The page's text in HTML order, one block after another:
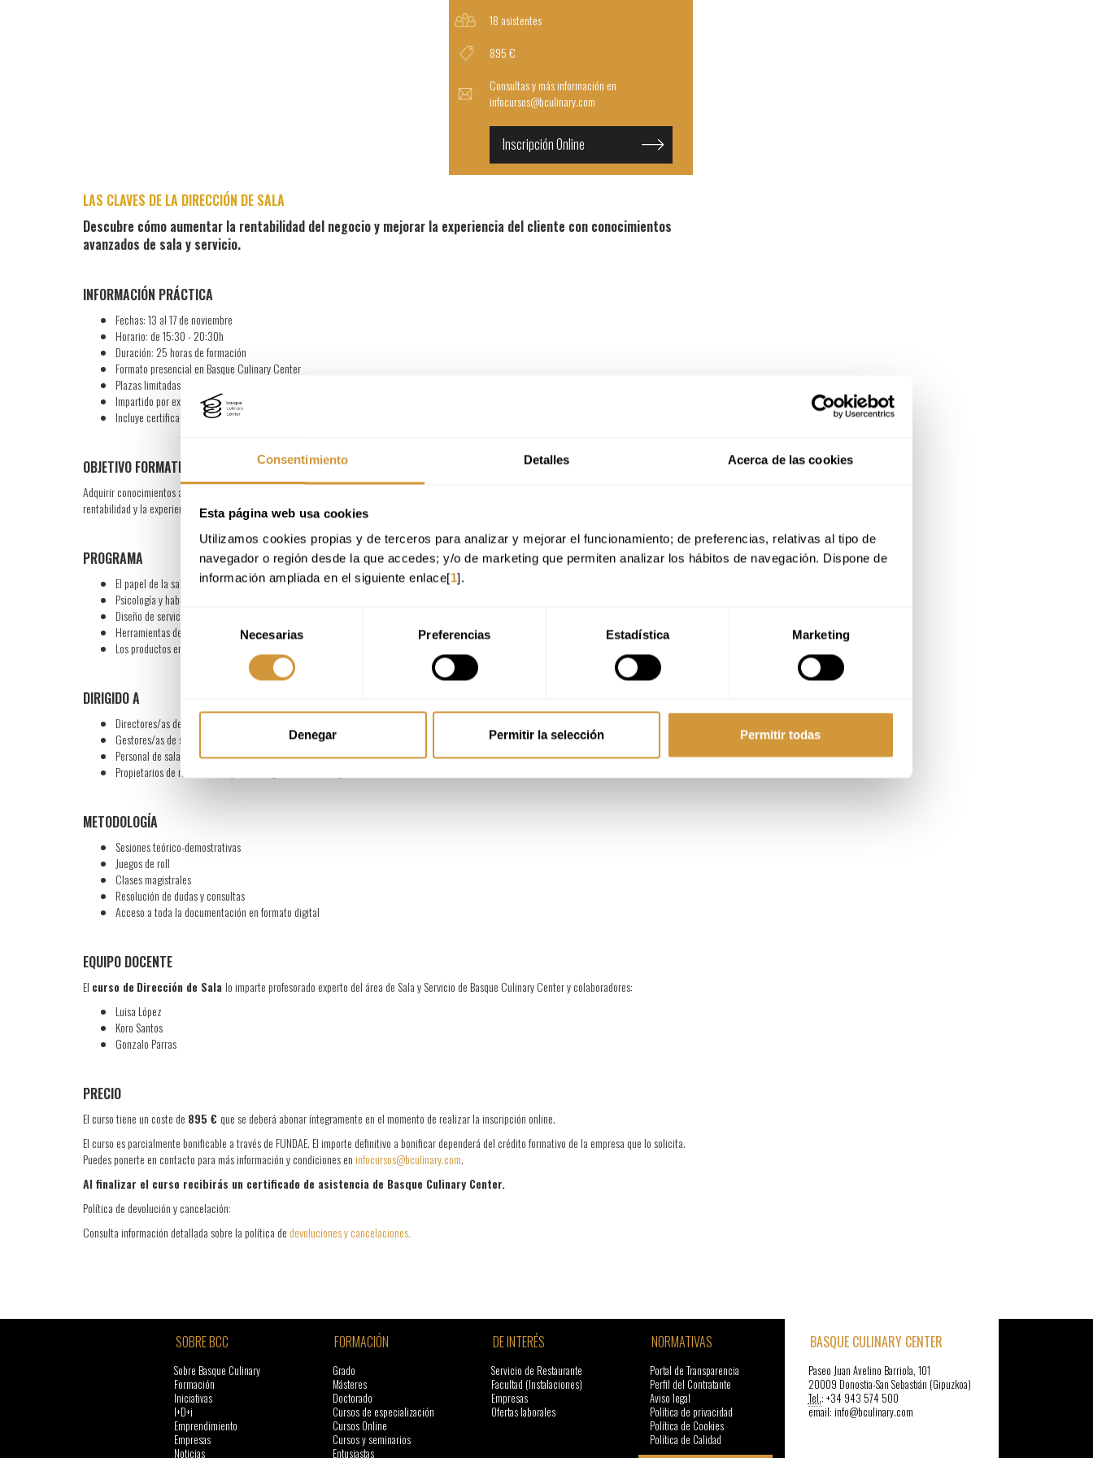
Consentimiento Detalles Acerca de las cookies
Esta página web usa cookies
Utilizamos cookies propias y de terceros para analizar y mejorar el funcionamiento; de preferencias, relativas al tipo de
navegador o región desde la que accedes; y/o de marketing que permiten analizar los hábitos de navegación. Dispone de
información ampliada en el siguiente enlace[1].
de
consentimiento
Necesarias Preferencias Estadística Marketing
Denegar Permitir la selección Permitir todas
18 asistentes
895 €
Consultas y más información en
infocursos@bculinary.com
Inscripción Online
LAS CLAVES DE LA DIRECCIÓN DE SALA
Descubre cómo aumentar la rentabilidad del negocio y mejorar la experiencia del cliente con conocimientos
avanzados de sala y servicio.
INFORMACIÓN PRÁCTICA
Fechas: 13 al 17 de noviembre
Horario: de 15:30 - 20:30h
Duración: 25 horas de formación
Formato presencial en Basque Culinary Center
Plazas limitadas
Impartido por expertos/as de la sala y servicio
Incluye certificado de asistencia
OBJETIVO FORMATIVO
Adquirir conocimientos avanzados sobre el funcionamiento de la sala en diferentes tipos de servicio y desarrollar habilidades para aumentar la
rentabilidad y la experiencia del cliente.
PROGRAMA
El papel de la sala en el restaurante contemporáneo.
Psicología y habilidades de comunicación aplicada a la sala.
Diseño de servicios, experiencias y sensorialidad en la sala.
Herramientas de gestión: mejorando la gestión integral de la sala.
Los productos en el restaurante: inmersión en la cultura del vino, cerveza, cafés y coctelería, entre otros productos.
DIRIGIDO A
Directores/as de sala
Gestores/as de sala y servicio
Personal de sala
Propietarios de restaurantes y hoteles; gestores de sala y servicio.
METODOLOGÍA
Sesiones teórico-demostrativas
Juegos de roll
Clases magistrales
Resolución de dudas y consultas
Acceso a toda la documentación en formato digital
EQUIPO DOCENTE
El curso de Dirección de Sala lo imparte profesorado experto del área de Sala y Servicio de Basque Culinary Center y colaboradores:
Luisa López
Koro Santos
Gonzalo Parras
​​PRECIO
El curso tiene un coste de 895 € que se deberá abonar íntegramente en el momento de realizar la inscripción online.
El curso es parcialmente bonificable a través de FUNDAE. El importe definitivo a bonificar dependerá del crédito formativo de la empresa que lo solicita.
Puedes ponerte en contacto para más información y condiciones en infocursos@bculinary.com.
Al finalizar el curso recibirás un certificado de asistencia de Basque Culinary Center.
Política de devolución y cancelación:
Consulta información detallada sobre la política de devoluciones y cancelaciones.
SOBRE BCC
Sobre Basque Culinary
Formación
Iniciativas
I+D+i
Emprendimiento
Empresas
Noticias
FORMACIÓN
Grado
Másteres
Doctorado
Cursos de especialización
Cursos Online
Cursos y seminarios
Entusiastas
DE INTERÉS
Servicio de Restaurante
Facultad (Instalaciones)
Empresas
Ofertas laborales
NORMATIVAS
Portal de Transparencia
Perfil del Contratante
Aviso legal
Política de privacidad
Política de Cookies
Política de Calidad
BASQUE CULINARY CENTER
Paseo Juan Avelino Barriola, 101
20009 Donostia-San Sebastián (Gipuzkoa)
Tel.: +34 943 574 500
email: info@bculinary.com